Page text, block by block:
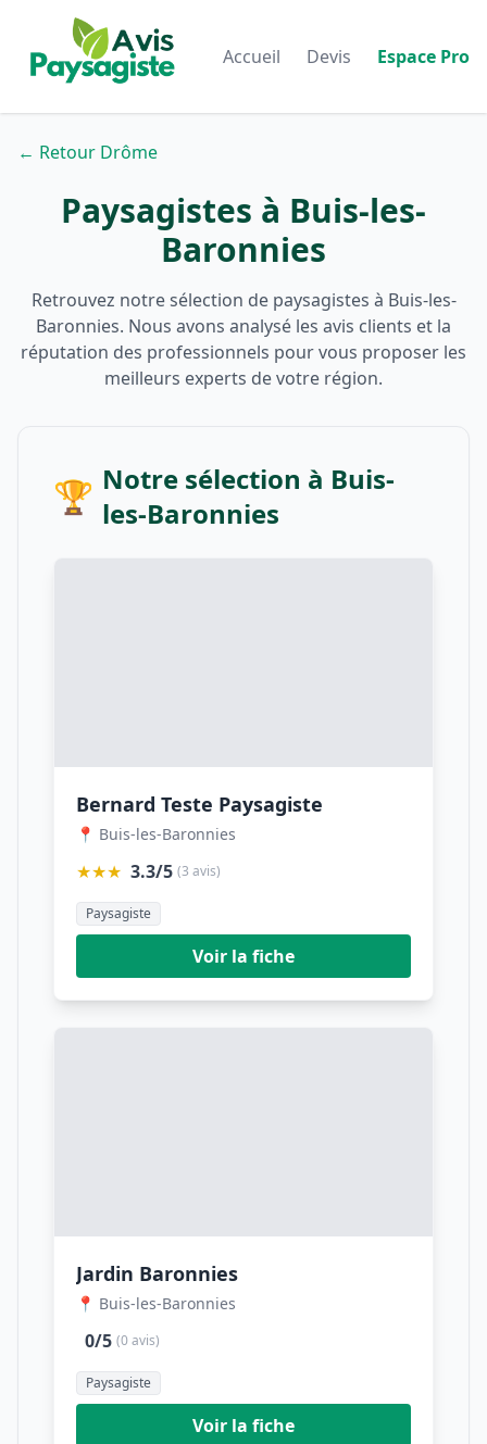
Accueil Devis Espace Pro
← Retour Drôme
Paysagistes à Buis-les-
Baronnies
Retrouvez notre sélection de paysagistes à Buis-les-
Baronnies. Nous avons analysé les avis clients et la
réputation des professionnels pour vous proposer les
meilleurs experts de votre région.
🏆 Notre sélection à Buis-
les-Baronnies
Bernard Teste Paysagiste
📍 Buis-les-Baronnies
★★★ 3.3/5 (3 avis)
Paysagiste
Voir la fiche
Jardin Baronnies
📍 Buis-les-Baronnies
0/5 (0 avis)
Paysagiste
Voir la fiche